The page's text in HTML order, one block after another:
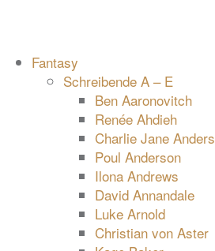
Fantasy
Schreibende A – E
Ben Aaronovitch
Renée Ahdieh
Charlie Jane Anders
Poul Anderson
Ilona Andrews
David Annandale
Luke Arnold
Christian von Aster